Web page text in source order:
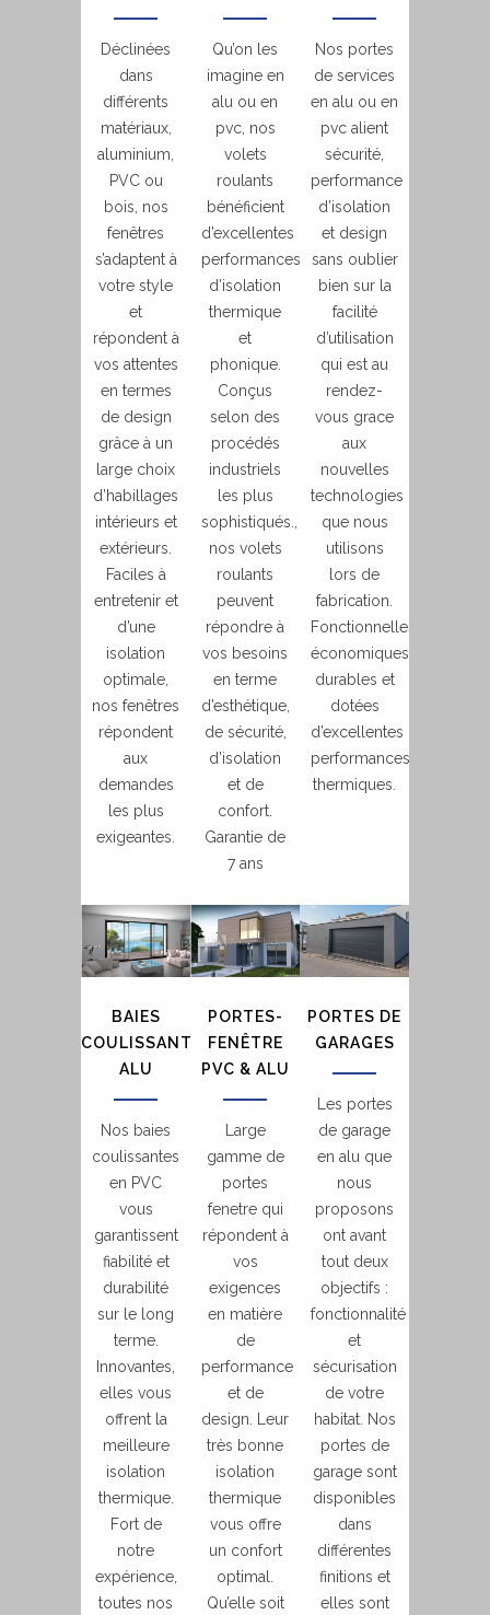
Déclinées
dans
différents
matériaux,
aluminium,
PVC ou
bois, nos
fenêtres
s’adaptent à
votre style
et
répondent à
vos attentes
en termes
de design
grâce à un
large choix
d’habillages
intérieurs et
extérieurs.
Faciles à
entretenir et
d’une
isolation
optimale,
nos fenêtres
répondent
aux
demandes
les plus
exigeantes.
Qu’on les
imagine en
alu ou en
pvc, nos
volets
roulants
bénéficient
d’excellentes
performances
d’isolation
thermique
et
phonique.
Conçus
selon des
procédés
industriels
les plus
sophistiqués.,
nos volets
roulants
peuvent
répondre à
vos besoins
en terme
d’esthétique,
de sécurité,
d’isolation
et de
confort.
Garantie de
7 ans
Nos portes
de services
en alu ou en
pvc alient
sécurité,
performance
d’isolation
et design
sans oublier
bien sur la
facilité
d’utilisation
qui est au
rendez-
vous grace
aux
nouvelles
technologies
que nous
utilisons
lors de
fabrication.
Fonctionnelles,
économiques,
durables et
dotées
d’excellentes
performances
thermiques.
BAIES
COULISSANTES
ALU
Nos baies
coulissantes
en PVC
vous
garantissent
fiabilité et
durabilité
sur le long
terme.
Innovantes,
elles vous
offrent la
meilleure
isolation
thermique.
Fort de
notre
expérience,
toutes nos
PORTES-
FENÊTRE
PVC & ALU
Large
gamme de
portes
fenetre qui
répondent à
vos
exigences
en matière
de
performance
et de
design. Leur
très bonne
isolation
thermique
vous offre
un confort
optimal.
Qu’elle soit
PORTES DE
GARAGES
Les portes
de garage
en alu que
nous
proposons
ont avant
tout deux
objectifs :
fonctionnalité
et
sécurisation
de votre
habitat. Nos
portes de
garage sont
disponibles
dans
différentes
finitions et
elles sont